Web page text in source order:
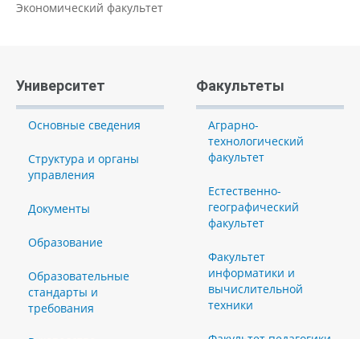
Экономический факультет
Университет
Основные сведения
Структура и органы
управления
Документы
Образование
Образовательные
стандарты и
требования
Факультеты
Аграрно-
технологический
факультет
Естественно-
географический
факультет
Факультет
информатики и
вычислительной
техники